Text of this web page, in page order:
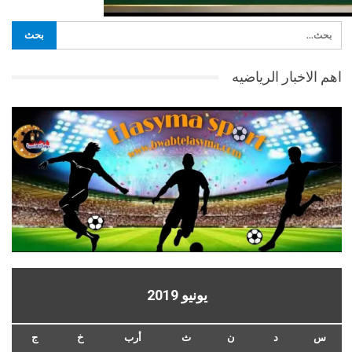
اهم الاخبار الرياضيه
يونيو 2019
س د ن ث أرب خ ج